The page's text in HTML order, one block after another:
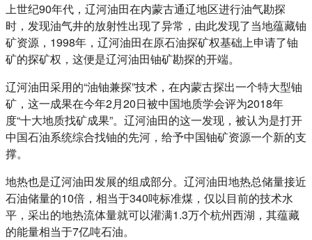
上世纪90年代，辽河油田在内蒙古通辽地区进行油气勘探
时，发现油气井的放射性出现了异常，由此发现了当地蕴藏铀
矿资源，1998年，辽河油田在原石油探矿权基础上申请了铀
矿的探矿权，这便是辽河油田铀矿勘探的开端。
辽河油田采用的“油铀兼探”技术，在内蒙古探出一个特大型铀
矿，这一成果在今年2月20日被中国地质学会评为2018年
度“十大地质找矿成果”。辽河油田的这一发现，被认为是打开
中国石油系统综合找铀的先河，给予中国铀矿资源一个新的支
撑。
地热也是辽河油田发展的组成部分。辽河油田地热总储量接近
石油储量的10倍，相当于340吨标准煤，仅以目前的技术水
平，采出的地热流体量就可以灌满1.3万个杭州西湖，其蕴藏
的能量相当于7亿吨石油。